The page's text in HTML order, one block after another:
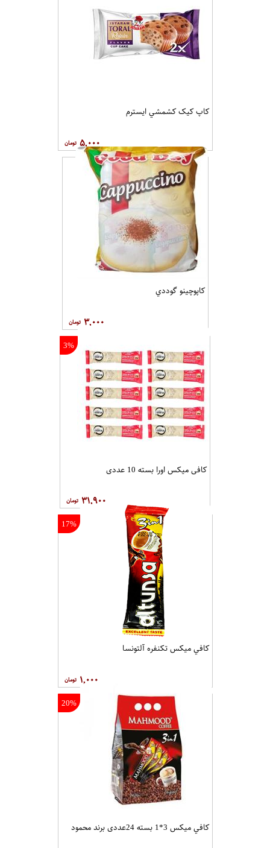
کاپ کيک کشمشي ايسترم
۵,۰۰۰
کاپوچينو گوددي
۳,۰۰۰
3%
کافی میکس اورا بسته 10 عددی
۳۱,۹۰۰
17%
کافي ميکس تکنفره آلتونسا
۱,۰۰۰
20%
کافي ميکس 3*1 بسته 24عددی برند محمود